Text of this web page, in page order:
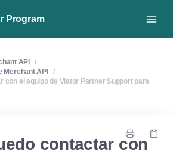
Program
API
/
Merchant API
/
con el equipo de Viator Partner Support para
contactar con